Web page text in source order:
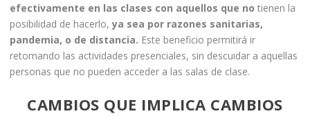
efectivamente en las clases con aquellos que no tienen la
posibilidad de hacerlo,ya sea por razones sanitarias,
pandemia, o de distancia. Este beneficio permitirá ir
retomando las actividades presenciales, sin descuidar a aquellas
personas que no pueden acceder a las salas de clase.
CAMBIOS QUE IMPLICA CAMBIOS